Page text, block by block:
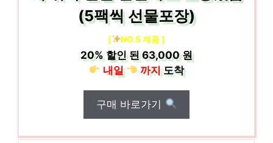
(5팩씩 선물포장)
[ NO.5 제품 ]
20% 할인 된63,000 원
내일
까지도착
구매 바로가기